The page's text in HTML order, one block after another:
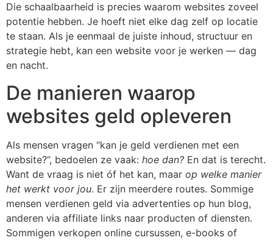
Die schaalbaarheid is precies waarom websites zoveel
potentie hebben. Je hoeft niet elke dag zelf op locatie
te staan. Als je eenmaal de juiste inhoud, structuur en
strategie hebt, kan een website voor je werken — dag
en nacht.
De manieren waarop
websites geld opleveren
Als mensen vragen “kan je geld verdienen met een
website?”, bedoelen ze vaak: hoe dan? En dat is terecht.
Want de vraag is niet óf het kan, maar op welke manier
het werkt voor jou. Er zijn meerdere routes. Sommige
mensen verdienen geld via advertenties op hun blog,
anderen via affiliate links naar producten of diensten.
Sommigen verkopen online cursussen, e-books of